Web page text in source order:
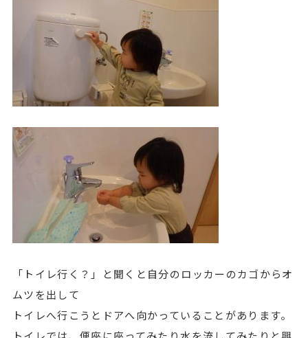
「トイレ行く？」と聞くと自分のロッカーのカゴからオ
ムツを出して
トイレへ行こうとドアへ向かっていることがあります。